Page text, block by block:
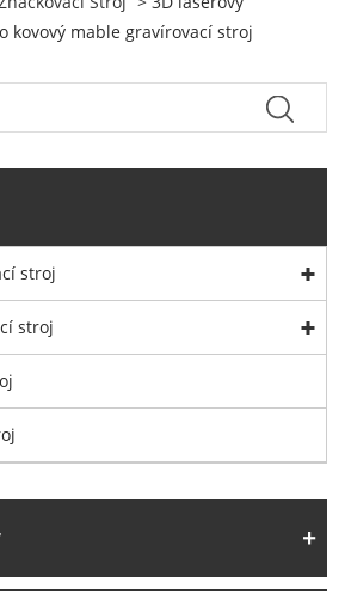
kovový mable gravírovací stroj
stroj
stroj